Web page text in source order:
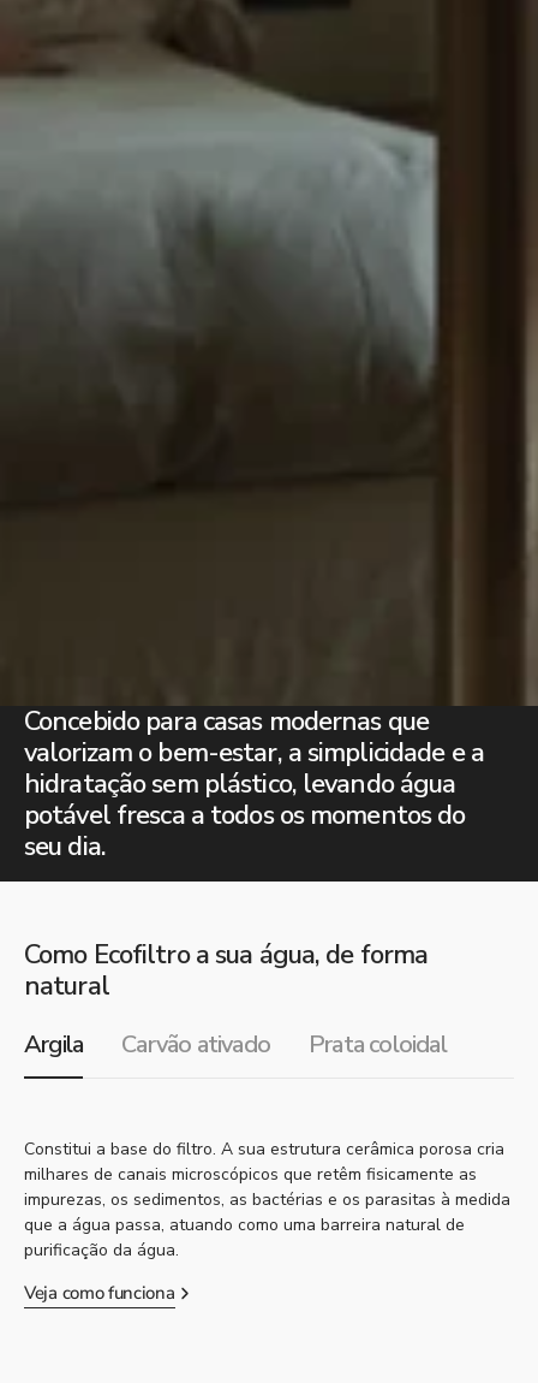
Concebido para casas modernas que
valorizam o bem-estar, a simplicidade e a
hidratação sem plástico, levando água
potável fresca a todos os momentos do
seu dia.
Como Ecofiltro a sua água, de forma
natural
Argila Carvão ativado Prata coloidal
Constitui a base do filtro. A sua estrutura cerâmica porosa cria
milhares de canais microscópicos que retêm fisicamente as
impurezas, os sedimentos, as bactérias e os parasitas à medida
que a água passa, atuando como uma barreira natural de
purificação da água.
Veja como funciona